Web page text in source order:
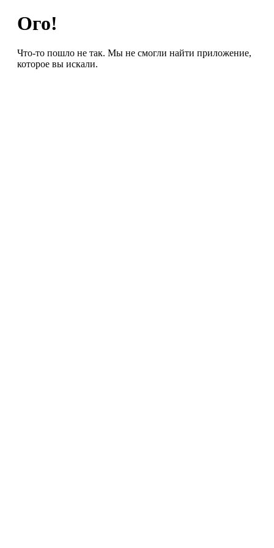
Ого!
Что-то пошло не так. Мы не смогли найти приложение,
которое вы искали.